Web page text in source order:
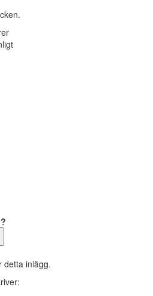
detta inlägg.